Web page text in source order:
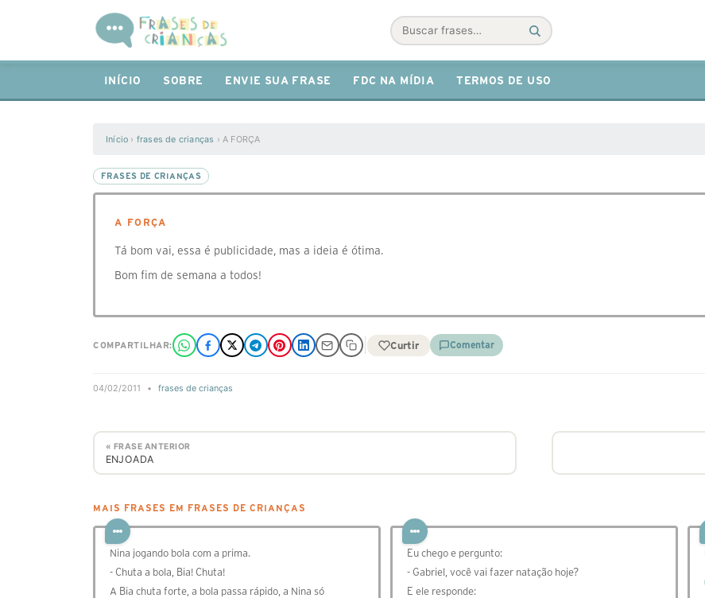
Buscar
INÍCIO SOBRE ENVIE SUA FRASE FDC NA MÍDIA TERMOS DE USO
Início › frases de crianças ›A FORÇA
FRASES DE CRIANÇAS
A FORÇA
Tá bom vai, essa é publicidade, mas a ideia é ótima.
Bom fim de semana a todos!
COMPARTILHAR: Curtir Comentar
04/02/2011 • frases de crianças
« FRASE ANTERIOR
ENJOADA
MAIS FRASES EM FRASES DE CRIANÇAS
Nina jogando bola com a prima.
- Chuta a bola, Bia! Chuta!
A Bia chuta forte, a bola passa rápido, a Nina só
Eu chego e pergunto:
- Gabriel, você vai fazer natação hoje?
E ele responde: